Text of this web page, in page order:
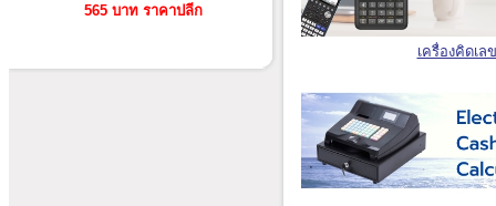
565 บาท ราคาปลีก
เครื่องคิดเล